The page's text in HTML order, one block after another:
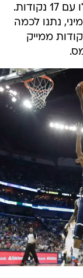
נקודות ו-15 ריבאונדים וגארי ניל עזר לו עם 17 נקודות.
נתנו לכמה
מרכזיים לנוח. עם קיבלו 20 נקודות ממייק